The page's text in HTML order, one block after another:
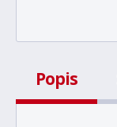
Popis